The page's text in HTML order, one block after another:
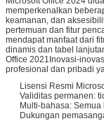
memperkenalkan
keamanan, dan
pertemuan dan fitur
mendapat manfaat dari
dinamis dan tabel
Office 2021Inovasi-
profesional dan pribadi
Lisensi Resmi
Validitas permanen:
Multi-bahasa:
Dukungan